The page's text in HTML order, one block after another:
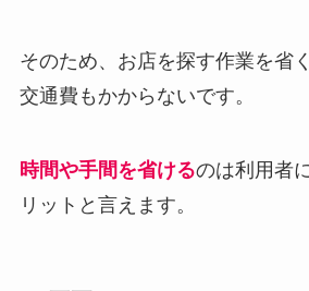
そのため、お店を探す作業を省
交通費もかからないです。
時間や手間を省けるのは利用者
リットと言えます。